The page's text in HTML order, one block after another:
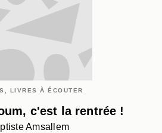
LIVRES À ÉCOUTER
c'est la rentrée !
Amsallem